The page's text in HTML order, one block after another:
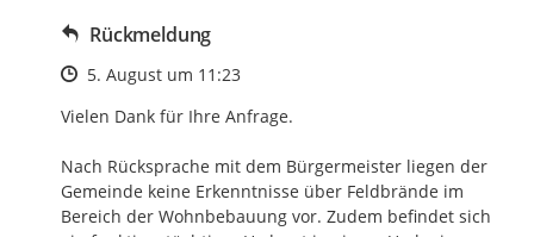
Rückmeldung
Zeitpunkt des Erstellens
5. August um 11:23
Vielen Dank für Ihre Anfrage.
Nach Rücksprache mit dem Bürgermeister liegen der
Gemeinde keine Erkenntnisse über Feldbrände im
Bereich der Wohnbebauung vor. Zudem befindet sich